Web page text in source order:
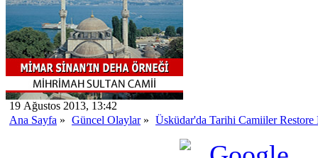
19 Ağustos 2013, 13:42
Ana Sayfa » Güncel Olaylar» Üsküdar'da Tarihi Camiiler